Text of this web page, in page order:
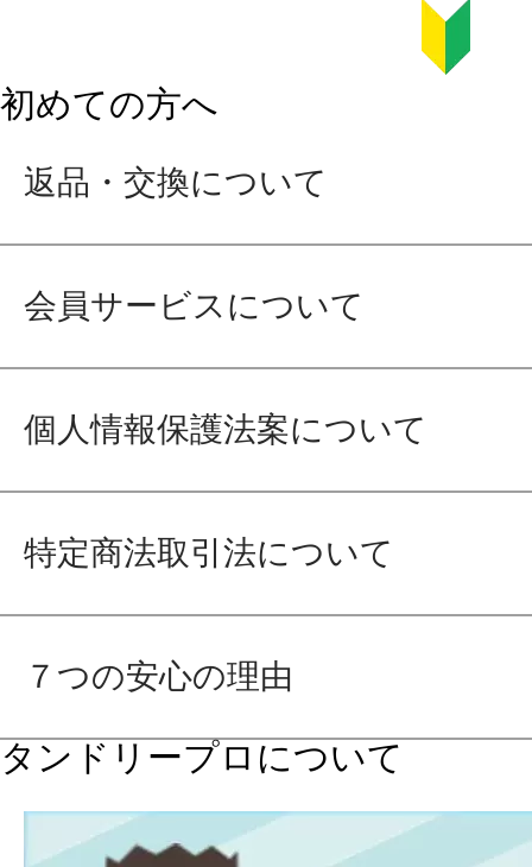
初めての方へ
返品・交換について
会員サービスについて
個人情報保護法案について
特定商法取引法について
７つの安心の理由
タンドリープロについて